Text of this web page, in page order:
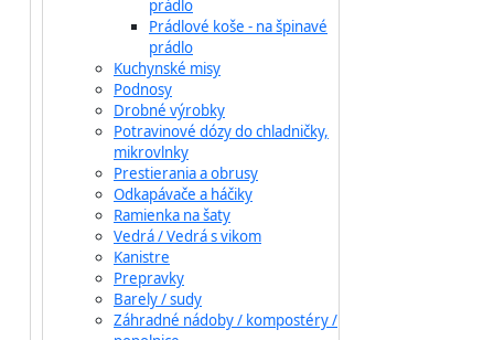
prádlo
Prádlové koše - na špinavé
prádlo
Kuchynské misy
Podnosy
Drobné výrobky
Potravinové dózy do chladničky,
mikrovlnky
Prestierania a obrusy
Odkapávače a háčiky
Ramienka na šaty
Vedrá / Vedrá s vikom
Kanistre
Prepravky
Barely / sudy
Záhradné nádoby / kompostéry /